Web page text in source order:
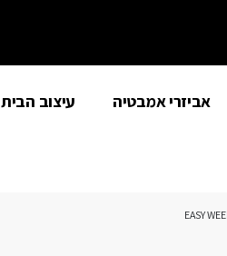
אביזרי אמבטיה עיצוב הבית